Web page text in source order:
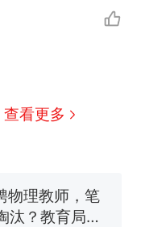
查看更多
菜刀的女孩，
回家”改写了
元，搬到楼下
上楼！女子傻
反而更省电？
物理教师，笔
汰？教育局：